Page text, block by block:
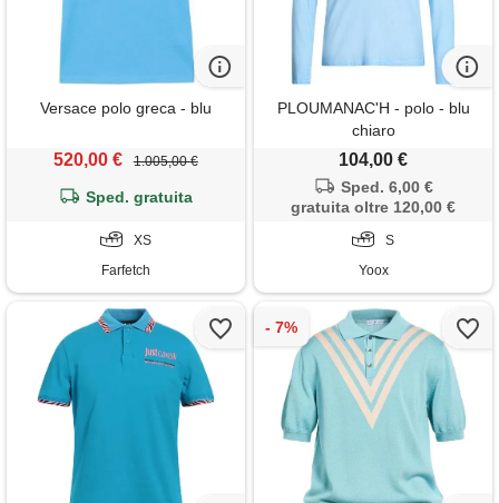
Versace polo greca - blu
520,00 € 1.005,00 €
Sped. gratuita
XS
Farfetch
PLOUMANAC'H - polo - blu
chiaro
104,00 €
Sped. 6,00 €
gratuita oltre 120,00 €
S
Yoox